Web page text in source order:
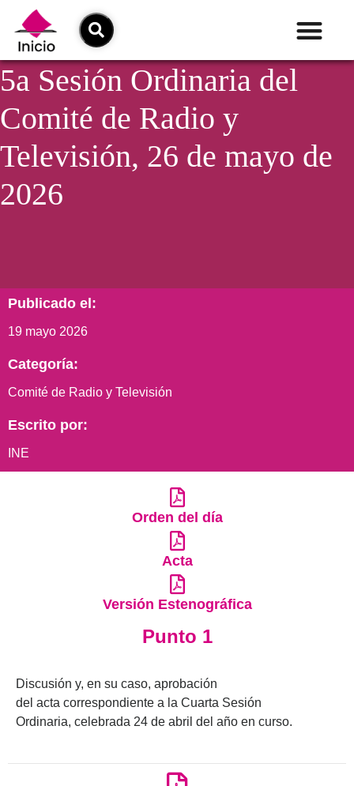
5a Sesión Ordinaria del
Comité de Radio y
Televisión, 26 de mayo de
2026
Publicado el:
19 mayo 2026
Categoría:
Comité de Radio y Televisión
Escrito por:
INE
Orden del día
Acta
Versión Estenográfica
Punto 1
Discusión y, en su caso, aprobación
de acta correspondiente a la Cuarta Sesión
Ordinaria, celebrada 24 de abril del año en curso.